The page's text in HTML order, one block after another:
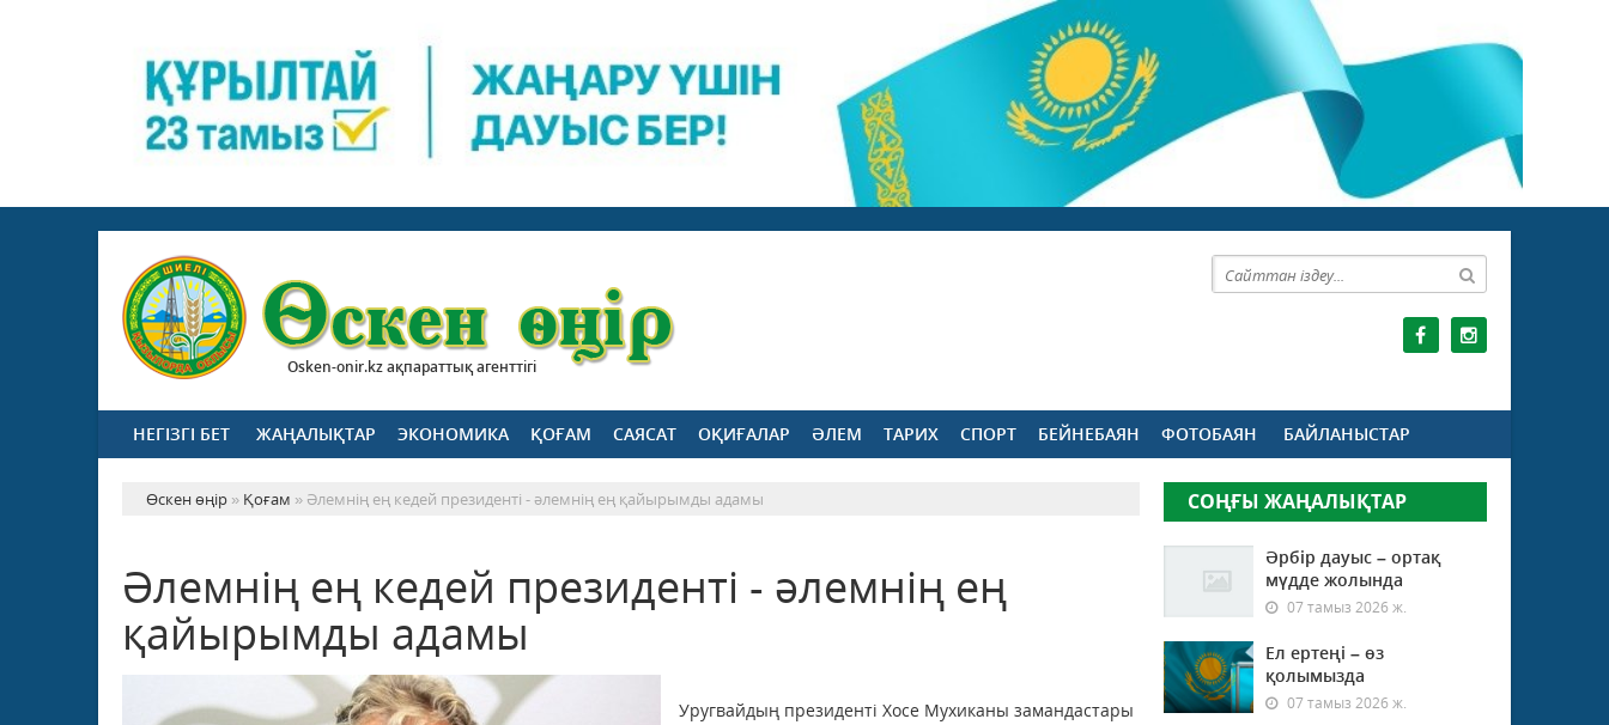
Osken-onir.kz ақпараттық агенттігі
НЕГІЗГІ БЕТ ЖАҢАЛЫҚТАР ЭКОНОМИКА ҚОҒАМ САЯСАТ ОҚИҒАЛАР ӘЛЕМ ТАРИХ СПОРТ БЕЙНЕБАЯН ФОТОБАЯН БАЙЛАНЫСТАР
Өскен өңір » Қоғам » Әлемнің ең кедей президенті - әлемнің ең қайырымды адамы
Әлемнің ең кедей президенті - әлемнің ең
қайырымды адамы
Уругвайдың президенті Хосе Мухиканы замандастары
СОҢҒЫ ЖАҢАЛЫҚТАР
Әрбір дауыс – ортақ
мүдде жолында
07 тамыз 2026 ж.
Ел ертеңі – өз
қолымызда
07 тамыз 2026 ж.